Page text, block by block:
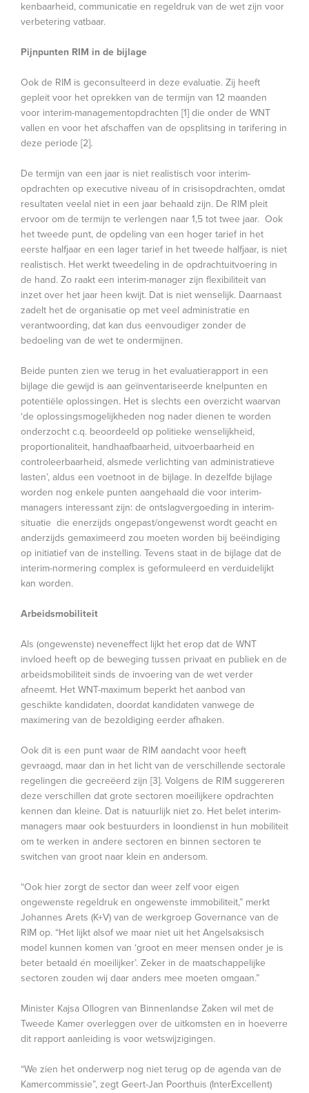
kenbaarheid, communicatie en regeldruk van de wet zijn voor
verbetering vatbaar.
Pijnpunten RIM in de bijlage
Ook de RIM is geconsulteerd in deze evaluatie. Zij heeft
gepleit voor het oprekken van de termijn van 12 maanden
voor interim-managementopdrachten [1] die onder de WNT
vallen en voor het afschaffen van de opsplitsing in tarifering in
deze periode [2].
De termijn van een jaar is niet realistisch voor interim-
opdrachten op executive niveau of in crisisopdrachten, omdat
resultaten veelal niet in een jaar behaald zijn. De RIM pleit
ervoor om de termijn te verlengen naar 1,5 tot twee jaar. Ook
het tweede punt, de opdeling van een hoger tarief in het
eerste halfjaar en een lager tarief in het tweede halfjaar, is niet
realistisch. Het werkt tweedeling in de opdrachtuitvoering in
de hand. Zo raakt een interim-manager zijn flexibiliteit van
inzet over het jaar heen kwijt. Dat is niet wenselijk. Daarnaast
zadelt het de organisatie op met veel administratie en
verantwoording, dat kan dus eenvoudiger zonder de
bedoeling van de wet te ondermijnen.
Beide punten zien we terug in het evaluatierapport in een
bijlage die gewijd is aan geïnventariseerde knelpunten en
potentiële oplossingen. Het is slechts een overzicht waarvan
‘de oplossingsmogelijkheden nog nader dienen te worden
onderzocht c.q. beoordeeld op politieke wenselijkheid,
proportionaliteit, handhaafbaarheid, uitvoerbaarheid en
controleerbaarheid, alsmede verlichting van administratieve
lasten’, aldus een voetnoot in de bijlage. In dezelfde bijlage
worden nog enkele punten aangehaald die voor interim-
managers interessant zijn: de ontslagvergoeding in interim-
situatie die enerzijds ongepast/ongewenst wordt geacht en
anderzijds gemaximeerd zou moeten worden bij beëindiging
op initiatief van de instelling. Tevens staat in de bijlage dat de
interim-normering complex is geformuleerd en verduidelijkt
kan worden.
Arbeidsmobiliteit
Als (ongewenste) neveneffect lijkt het erop dat de WNT
invloed heeft op de beweging tussen privaat en publiek en de
arbeidsmobiliteit sinds de invoering van de wet verder
afneemt. Het WNT-maximum beperkt het aanbod van
geschikte kandidaten, doordat kandidaten vanwege de
maximering van de bezoldiging eerder afhaken.
Ook dit is een punt waar de RIM aandacht voor heeft
gevraagd, maar dan in het licht van de verschillende sectorale
regelingen die gecreëerd zijn [3]. Volgens de RIM suggereren
deze verschillen dat grote sectoren moeilijkere opdrachten
kennen dan kleine. Dat is natuurlijk niet zo. Het belet interim-
managers maar ook bestuurders in loondienst in hun mobiliteit
om te werken in andere sectoren en binnen sectoren te
switchen van groot naar klein en andersom.
“Ook hier zorgt de sector dan weer zelf voor eigen
ongewenste regeldruk en ongewenste immobiliteit,” merkt
Johannes Arets (K+V) van de werkgroep Governance van de
RIM op. “Het lijkt alsof we maar niet uit het Angelsaksisch
model kunnen komen van ‘groot en meer mensen onder je is
beter betaald én moeilijker’. Zeker in de maatschappelijke
sectoren zouden wij daar anders mee moeten omgaan.”
Minister Kajsa Ollogren van Binnenlandse Zaken wil met de
Tweede Kamer overleggen over de uitkomsten en in hoeverre
dit rapport aanleiding is voor wetswijzigingen.
“We zien het onderwerp nog niet terug op de agenda van de
Kamercommissie”, zegt Geert-Jan Poorthuis (InterExcellent)